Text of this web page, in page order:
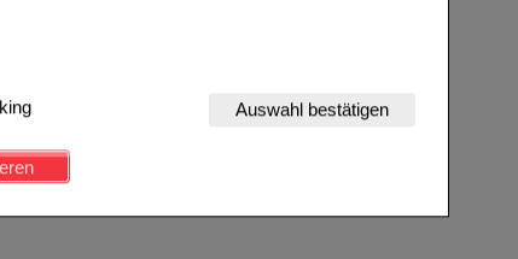
für die Grundfunktionen unserer Website
auf diese nicht verzichtet werden kann.
noch ansprechender zu gestalten,
Seite an bevorzugte Verhaltensweisen (z.B.
Auswahl bestätigen